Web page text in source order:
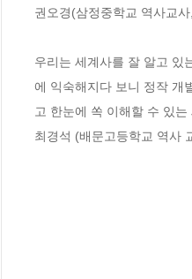
권오경(삼정중학교 역사교
우리는 세계사를 잘 알고 있
에 익숙해지다 보니 정작 개
고 한눈에 쏙 이해할 수 있
최경석 (배문고등학교 역사